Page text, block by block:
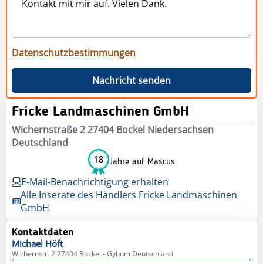
Datenschutzbestimmungen
Nachricht senden
Fricke Landmaschinen GmbH
Wichernstraße 2 27404 Bockel Niedersachsen
Deutschland
18 Jahre auf Mascus
E-Mail-Benachrichtigung erhalten
Alle Inserate des Händlers Fricke Landmaschinen
GmbH
Kontaktdaten
Michael Höft
Wichernstr. 2 27404 Bockel - Gyhum Deutschland